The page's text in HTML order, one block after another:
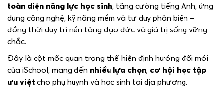
toàn diện năng lực học sinh, tăng cường tiếng Anh, ứng
dụng công nghệ, kỹ năng mềm và tư duy phản biện –
đồng thời duy trì nền tảng đạo đức và giá trị sống vững
chắc.
Đây là cột mốc quan trọng thể hiện định hướng đổi mới
của iSchool, mang đến nhiều lựa chọn, cơ hội học tập
ưu việt cho phụ huynh và học sinh tại địa phương.